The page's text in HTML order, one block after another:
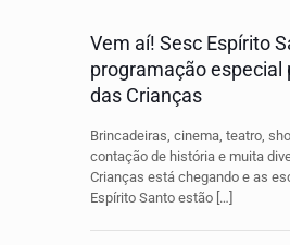
Vem aí! Sesc Espírito
programação especial
das Crianças
Brincadeiras, cinema, teatro,
contação de história e muita
Crianças está chegando e as
Espírito Santo estão […]